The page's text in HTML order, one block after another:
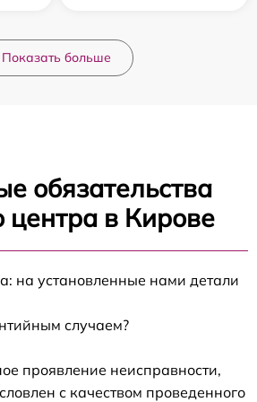
Показать больше
обязательства
центра в Кирове
на установленные нами детали
случаем?
проявление неисправности,
с качеством проведенного